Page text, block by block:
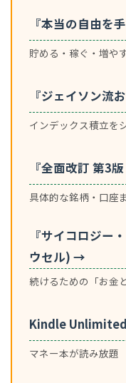
『本当の自由を
貯める・稼ぐ・増や
『ジェイソン流
インデックス積立を
『全面改訂 第3
具体的な銘柄・口座
『サイコロジー
ウセル) →
続けるための「お金
Kindle
マネー本が読み放題